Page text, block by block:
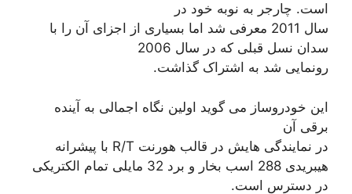
است. چارجر به نوبه خود در
سال 2011 معرفی شد اما بسیاری از اجزای آن را با
سدان نسل قبلی که در سال 2006
رونمایی شد به اشتراک گذاشت.
این خودروساز می گوید اولین نگاه اجمالی به آینده
برقی آن
در نمایندگی هایش در قالب هورنت R/T با پیشرانه
هیبریدی 288 اسب بخار و برد 32 مایلی تمام الکتریکی
در دسترس است.